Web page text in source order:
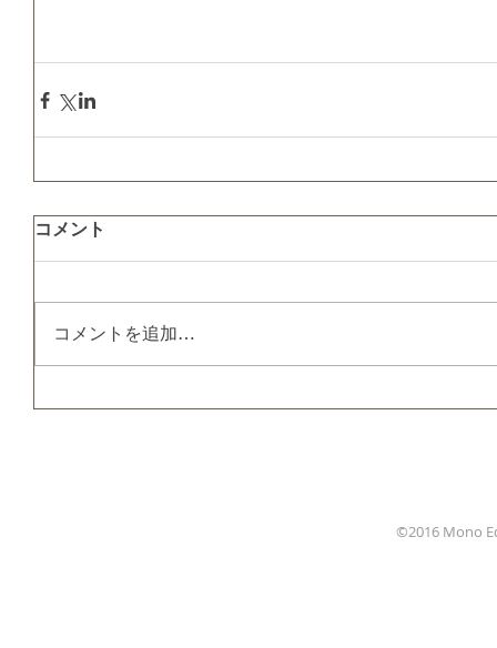
コメント
コメントを追加…
©2016 Mono